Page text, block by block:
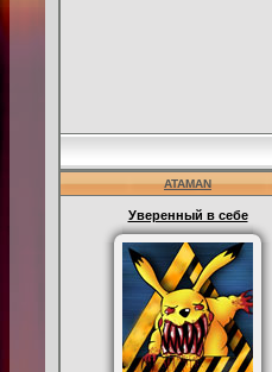
ATAMAN
Уверенный в себе